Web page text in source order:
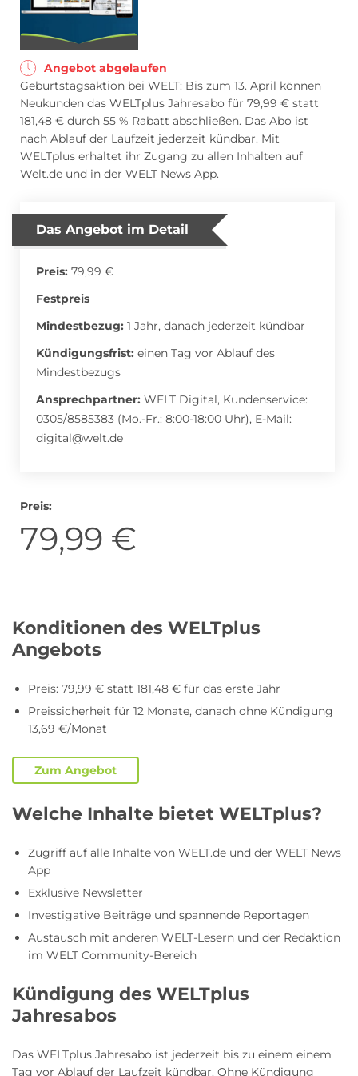
Blumen Abo
eBook Abo Fahrrad Abo
Musik-Streaming Abo Pay TV Abo
Roller Abo
Süßigkeiten Abo
News
Angebot abgelaufen
Geburtstagsaktion bei WELT: Bis zum 13. April können
Neukunden das WELTplus Jahresabo für 79,99 € statt
181,48 € durch 55 % Rabatt abschließen. Das Abo ist
nach Ablauf der Laufzeit jederzeit kündbar. Mit
WELTplus erhaltet ihr Zugang zu allen Inhalten auf
Welt.de und in der WELT News App.
Das Angebot im Detail
Preis: 79,99 €
Festpreis
Mindestbezug: 1 Jahr, danach jederzeit kündbar
Kündigungsfrist: einen Tag vor Ablauf des
Mindestbezugs
Ansprechpartner: WELT Digital, Kundenservice:
0305/8585383 (Mo.-Fr.: 8:00-18:00 Uhr), E-Mail:
digital@welt.de
Preis:
79,99 €
Konditionen des WELTplus
Angebots
Preis: 79,99 € statt 181,48 € für das erste Jahr
Preissicherheit für 12 Monate, danach ohne Kündigung
13,69 €/Monat
Zum Angebot
Welche Inhalte bietet WELTplus?
Zugriff auf alle Inhalte von WELT.de und der WELT News
App
Exklusive Newsletter
Investigative Beiträge und spannende Reportagen
Austausch mit anderen WELT-Lesern und der Redaktion
im WELT Community-Bereich
Kündigung des WELTplus
Jahresabos
Das WELTplus Jahresabo ist jederzeit bis zu einem einem
Tag vor Ablauf der Laufzeit kündbar. Ohne Kündigung